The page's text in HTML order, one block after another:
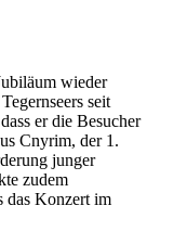
wieder
seit
er die Besucher
Cnyrim, der 1.
junger
zudem
das Konzert im